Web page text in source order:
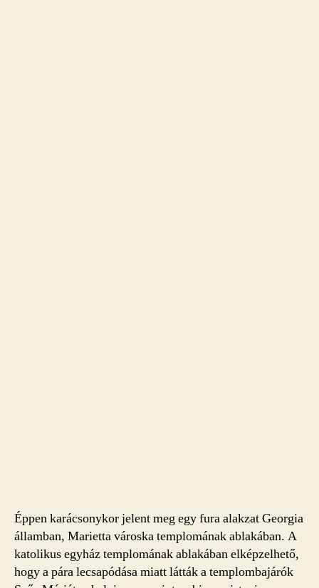
Éppen karácsonykor jelent meg egy fura alakzat Georgia
államban, Marietta városka templomának ablakában. A
katolikus egyház templomának ablakában elképzelhető,
hogy a pára lecsapódása miatt látták a templombajárók